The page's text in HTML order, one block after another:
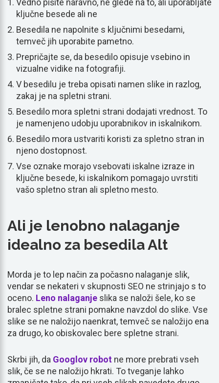
Vedno pišite naravno, ne glede na to, ali uporabljate
ključne besede ali ne
Besedila ne napolnite s ključnimi besedami,
temveč jih uporabite pametno.
Prepričajte se, da besedilo opisuje vsebino in
vizualne vidike na fotografiji.
V besedilu je treba opisati namen slike in razlog,
zakaj je na spletni strani.
Besedilo mora spletni strani dodajati vrednost. To
je namenjeno udobju uporabnikov in iskalnikom.
Besedilo mora ustvariti koristi za spletno stran in
njeno dostopnost.
Vse oznake morajo vsebovati iskalne izraze in
ključne besede, ki iskalnikom pomagajo uvrstiti
vašo spletno stran ali spletno mesto.
Ali je lenobno nalaganje
idealno za besedila Alt
Morda je to lep način za počasno nalaganje slik,
vendar se nekateri v skupnosti SEO ne strinjajo s to
oceno. Leno nalaganje slika se naloži šele, ko se
bralec spletne strani pomakne navzdol do slike. Vse
slike se ne naložijo naenkrat, temveč se naložijo ena
za drugo, ko obiskovalec bere spletne strani.
Skrbi jih, da Googlov robot ne more prebrati vseh
slik, če se ne naložijo hkrati. To tveganje lahko